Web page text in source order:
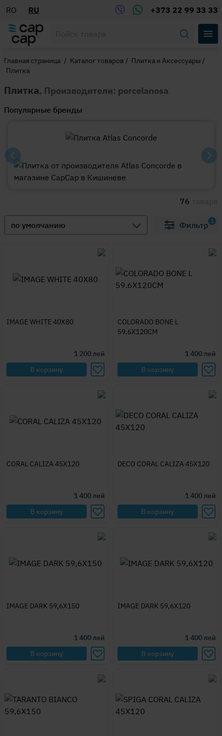
RO RU +373 22 99 33 33
Главная страница / Каталог товаров / Плитка и Аксессуары /
Плитка
Плитка, Производители: porcelanosa
Популярные бренды
76
по умолчанию Фильтр 1
IMAGE WHITE 40X80
1 200лей
В корзину
COLORADO BONE L
59.6X120CM
1 400лей
В корзину
CORAL CALIZA 45X120
1 400лей
В корзину
DECO CORAL CALIZA 45X120
1 400лей
В корзину
IMAGE DARK 59,6X150
1 400лей
В корзину
IMAGE DARK 59,6X120
1 400лей
В корзину